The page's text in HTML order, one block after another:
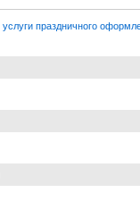
услуги праздничного